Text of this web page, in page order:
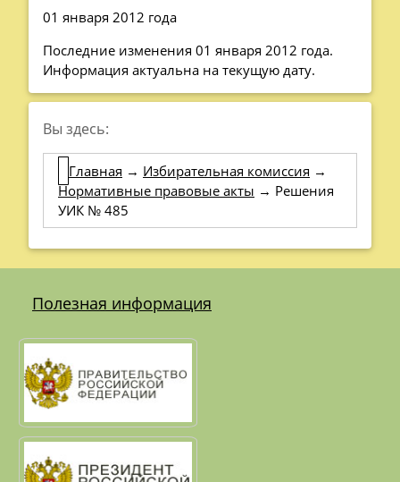
01 января 2012 года
Последние изменения 01 января 2012 года.
Информация актуальна на текущую дату.
Вы здесь:
Главная → Избирательная комиссия →
Нормативные правовые акты → Решения
УИК № 485
Полезная информация